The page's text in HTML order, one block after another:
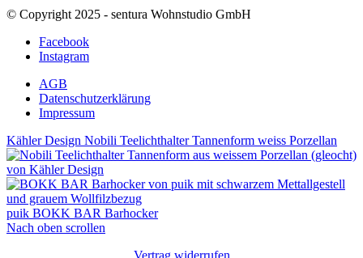
© Copyright 2025 - sentura Wohnstudio GmbH
Facebook
Instagram
AGB
Datenschutzerklärung
Impressum
Kähler Design Nobili Teelichthalter Tannenform weiss Porzellan
puik BOKK BAR Barhocker
Nach oben scrollen